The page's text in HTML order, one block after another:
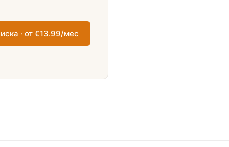
· от €13.99/мес